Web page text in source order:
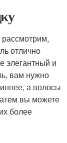
отлично
элегантный и
вам нужно
а волосы
вы можете
более